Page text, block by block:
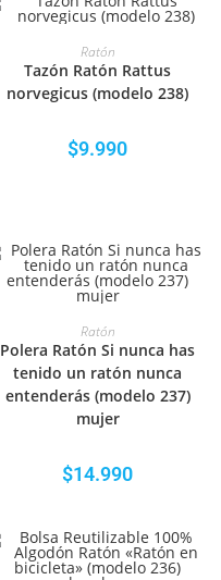
SELECCIONAR OPCIONES
Ratón
Tazón Ratón Rattus
norvegicus (modelo 238)
$9.990
SELECCIONAR OPCIONES
Ratón
Polera Ratón Si nunca has
tenido un ratón nunca
entenderás (modelo 237)
mujer
$14.990